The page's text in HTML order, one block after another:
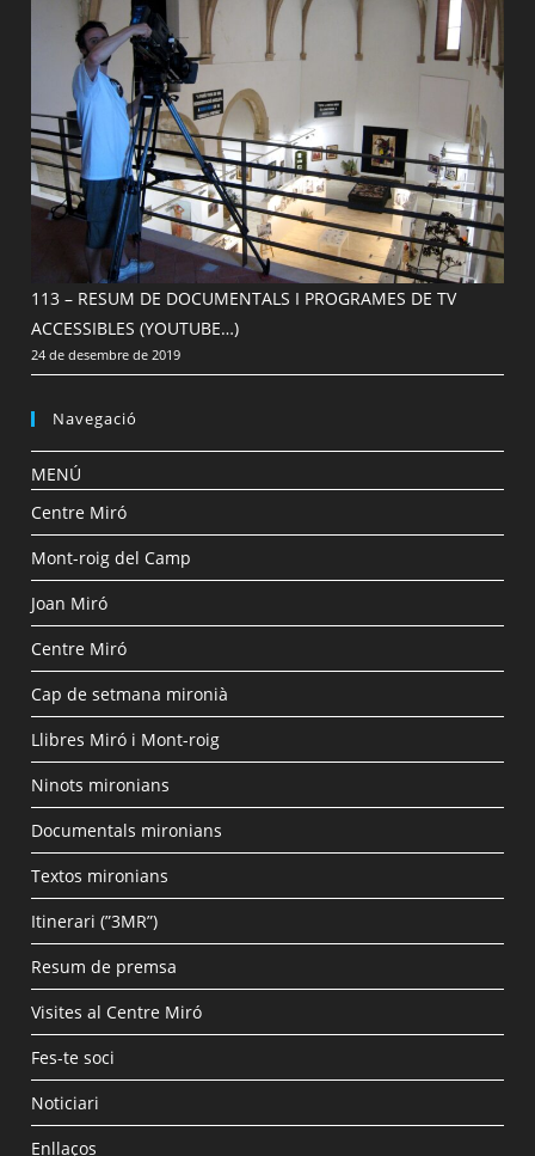
113 – RESUM DE DOCUMENTALS I PROGRAMES DE TV
ACCESSIBLES (YOUTUBE…)
24 de desembre de 2019
Navegació
MENÚ
Centre Miró
Mont-roig del Camp
Joan Miró
Centre Miró
Cap de setmana mironià
Llibres Miró i Mont-roig
Ninots mironians
Documentals mironians
Textos mironians
Itinerari (”3MR”)
Resum de premsa
Visites al Centre Miró
Fes-te soci
Noticiari
Enllaços